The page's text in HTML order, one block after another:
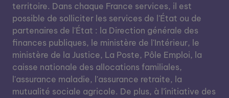
territoire. Dans chaque France services, il est
possible de solliciter les services de l'État ou de
partenaires de l'État : la Direction générale des
finances publiques, le ministère de l'Intérieur, le
ministère de la Justice, La Poste, Pôle Emploi, la
caisse nationale des allocations familiales,
l'assurance maladie, l'assurance retraite, la
mutualité sociale agricole. De plus, à l’initiative des